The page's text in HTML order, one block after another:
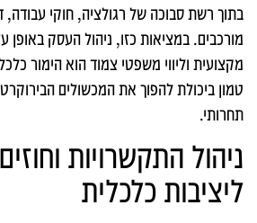
בתוך רשת סבוכה של רגולציה, חוקי עבודה,
מורכבים. במציאות כזו, ניהול העסק
מקצועית וליווי משפטי צמוד הוא הימור
טמון ביכולת להפוך את המכשולים
תחרותי.
ניהול התקשרויות
ליציבות כלכלית